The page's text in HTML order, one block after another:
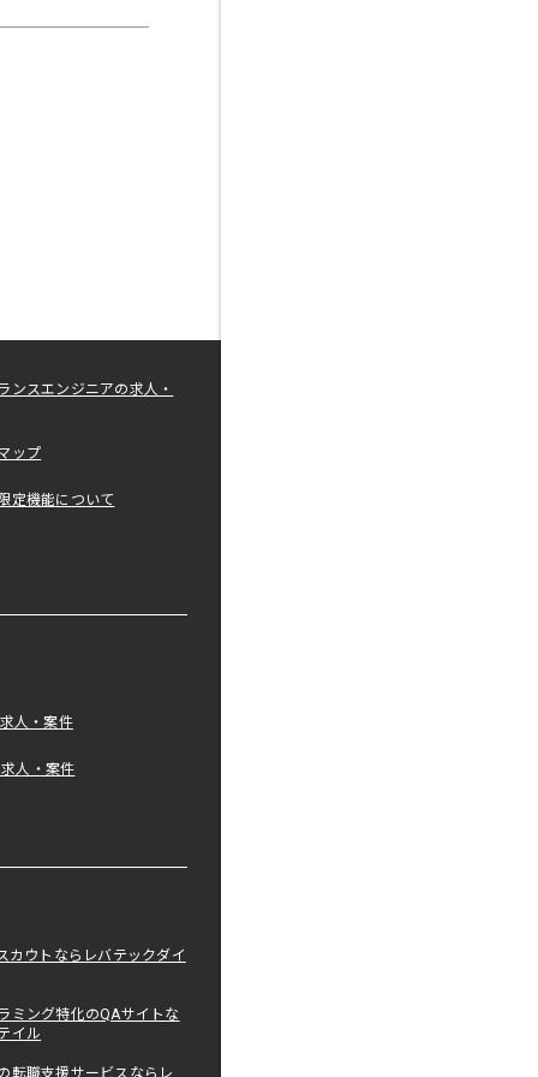
ンスエンジニアの求人・
ップ
定機能について
人・案件
人・案件
カウトならレバテックダイ
ミング特化のQAサイトな
イル
転職支援サービスならレ